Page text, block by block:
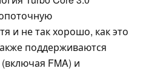
и не так хорошо, как это
поддерживаются
FMA) и